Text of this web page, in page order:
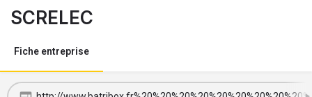
SCRELEC
Fiche entreprise